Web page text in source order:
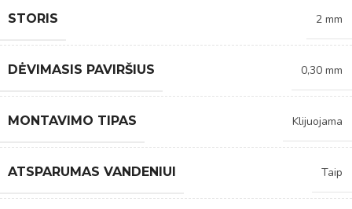
STORIS 2 mm
DĖVIMASIS PAVIRŠIUS 0,30 mm
MONTAVIMO TIPAS Klijuojama
ATSPARUMAS VANDENIUI Taip